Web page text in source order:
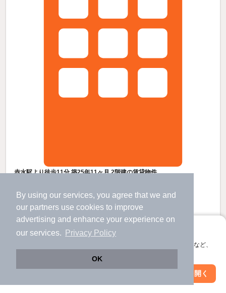
By using our services, you agree that we and
our partners use cookies to improve
advertising and enhance your experience on
our services.
Privacy Policy
OK
アプリに切り替えて、サクサクお部屋探し
会員登録なしですぐ使える。マップ検索やお気に入り保存など、
アプリを開く
赤水駅より徒歩11分 築25年11ヶ月 2階建の賃貸物件
熊本県阿蘇郡南阿蘇村大字下野
2階建 / 25年11ヶ月 / 木造
万円
絞り込み条件を変更